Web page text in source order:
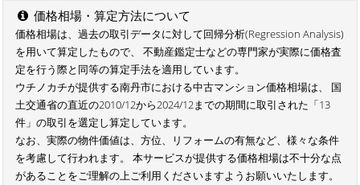
価格相場・算定方法について
価格相場は、過去の取引データに対して回帰分析(Regression Analysis)
を用いて算定したもので、 不動産鑑定士などの専門家が実際に価格査
定を行う際と同等の算定手法を適用しています。
ウチノカチが提供する南丹市における中古マンション価格相場は、 国
土交通省の直近の2010/12から2024/12までの期間に取引された「13
件」の取引を選定し算定しています。
なお、実際の物件価値は、方位、リフォームの有無など、様々な条件
を考慮して行われます。 本サービスが提供する価格相場は不十分な点
があることをご理解の上ご利用くださいますようお願いいたします。